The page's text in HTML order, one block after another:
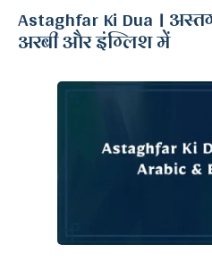
Astaghfar Ki Dua ।
अरबी और इंग्लिश में